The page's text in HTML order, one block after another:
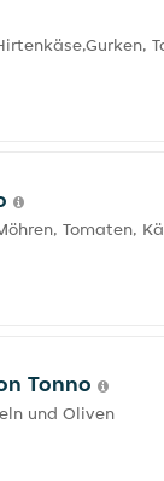
Tomaten,
Tonno
und Oliven